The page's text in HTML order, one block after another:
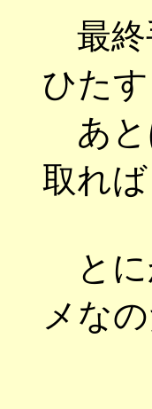
最終
ひた
あと
取れば
とに
メな